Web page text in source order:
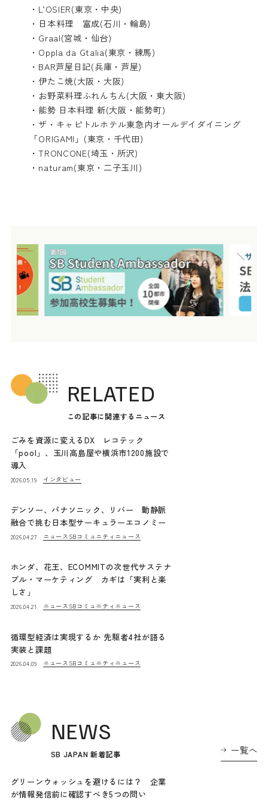
・ L’OSIER(東京・中央)
・ 日本料理 富成(石川・輪島)
・ Graal(宮城・仙台)
・ Oppla da Gtalia(東京・練馬)
・ BAR芦屋日記(兵庫・芦屋)
・伊たこ焼(大阪・大阪)
・ お野菜料理ふれんちん(大阪・東大阪)
・ 能勢 日本料理 新(大阪・能勢町)
・ザ・キャピトルホテル東急内オールデイダイニング
「ORIGAMI」 (東京・千代田)
・TRONCONE(埼玉・所沢)
・ naturam(東京・二子玉川)
RELATED
この記事に関連するニュース
ごみを資源に変えるDX レコテック
「pool」、玉川高島屋や横浜市1200施設で
導入
2026.05.19 インタビュー
デンソー、パナソニック、リバー 動静脈
融合で挑む日本型サーキュラーエコノミー
2026.04.27 ニュース SBコミュニティニュース
ホンダ、花王、ECOMMITの次世代サステナ
ブル・マーケティング カギは「実利と楽
しさ」
2026.04.21 ニュース SBコミュニティニュース
循環型経済は実現するか 先駆者4社が語る
実装と課題
2026.04.09 ニュース SBコミュニティニュース
NEWS
SB JAPAN 新着記事 一覧へ
グリーンウォッシュを避けるには？ 企業
が情報発信前に確認すべき5つの問い